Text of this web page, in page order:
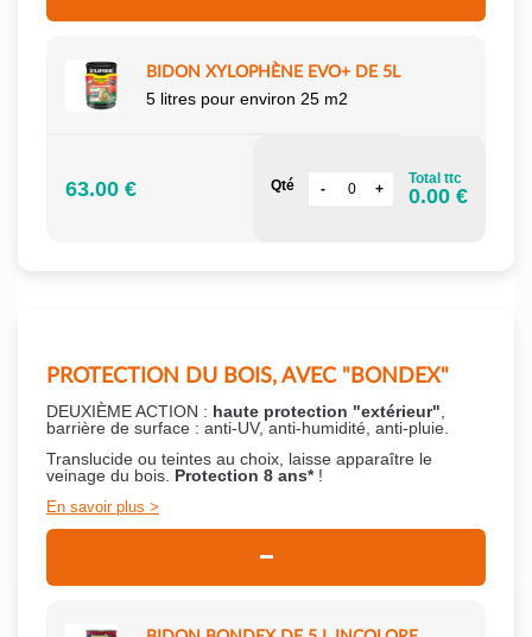
BIDON XYLOPHÈNE EVO+ DE 5L
5 litres pour environ 25 m2
63.00 € Qté Total ttc
0.00 €
PROTECTION DU BOIS, AVEC "BONDEX"
DEUXIÈME ACTION : haute protection "extérieur"
barrière de surface : anti-UV, anti-humidité, anti-pluie.
Translucide ou teintes au choix, laisse apparaître le
veinage du bois. Protection 8 ans*!
En savoir plus